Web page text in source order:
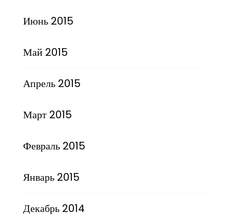
Июнь 2015
Май 2015
Апрель 2015
Март 2015
Февраль 2015
Январь 2015
Декабрь 2014